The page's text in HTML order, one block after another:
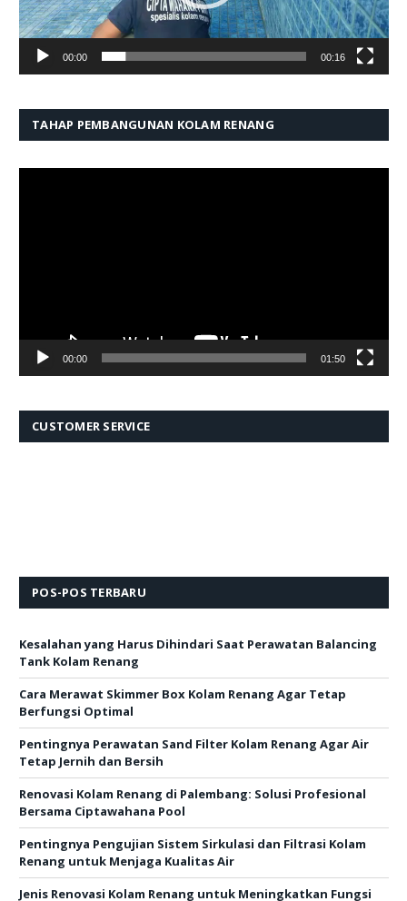
Pemutar
Tank Kolam Renang
Berfungsi Optimal
Tetap Jernih dan Bersih
Bersama Ciptawahana Pool
Renang untuk Menjaga Kualitas Air